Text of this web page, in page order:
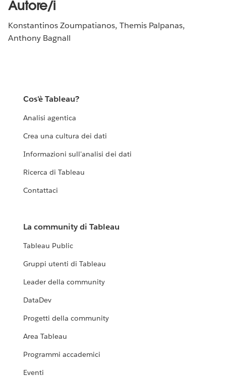
Autore/i
Konstantinos Zoumpatianos, Themis Palpanas,
Anthony Bagnall
Cos'è Tableau?
Analisi agentica
Crea una cultura dei dati
Informazioni sull'analisi dei dati
Ricerca di Tableau
Contattaci
La community di Tableau
Tableau Public
Gruppi utenti di Tableau
Leader della community
DataDev
Progetti della community
Area Tableau
Programmi accademici
Eventi